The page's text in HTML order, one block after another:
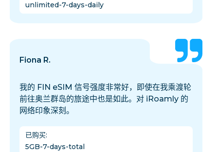
unlimited-7-days-daily
Fiona R.
我的 FIN eSIM 信号强度非常好，即使在我乘渡轮
前往奥兰群岛的旅途中也是如此。对 iRoamly 的
网络印象深刻。
已购买:
5GB-7-days-total